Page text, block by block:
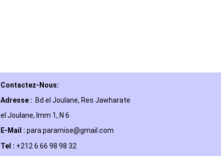
Contactez-Nous:
Adresse : Bd el Joulane, Res Jawharate
el Joulane, Imm 1, N 6
E-Mail : para.paramise@gmail.com
Tel : +212 6 66 98 98 32